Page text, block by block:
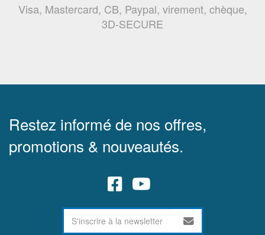
Visa, Mastercard, CB, Paypal, virement, chèque,
3D-SECURE
Restez informé de nos offres,
promotions & nouveautés.